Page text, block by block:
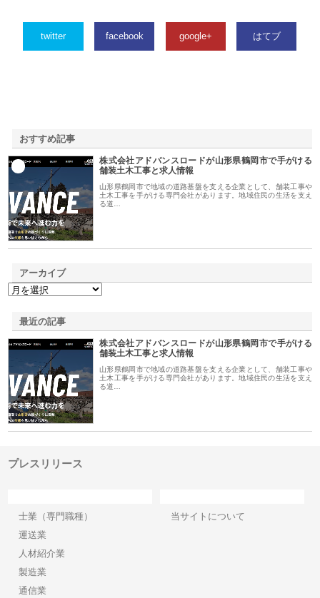
twitter facebook google+ はてブ
おすすめ記事
株式会社アドバンスロードが山形県鶴岡市で手がける
舗装土木工事と求人情報
山形県鶴岡市で地域の道路基盤を支える企業として、舗装工事や
土木工事を手がける専門会社があります。地域住民の生活を支え
る道…
アーカイブ
最近の記事
株式会社アドバンスロードが山形県鶴岡市で手がける
舗装土木工事と求人情報
山形県鶴岡市で地域の道路基盤を支える企業として、舗装工事や
土木工事を手がける専門会社があります。地域住民の生活を支え
る道…
プレスリリース
士業（専門職種）
運送業
人材紹介業
製造業
通信業
当サイトについて